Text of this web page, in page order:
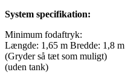
System specifikation:
Minimum fodaftryk:
Længde: 1,65 m Bredde: 1,8 m
(Gryder så tæt som muligt)
(uden tank)